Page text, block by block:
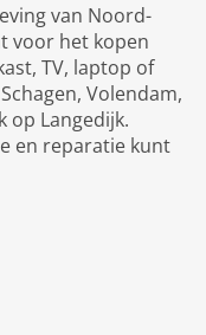
van Noord-
voor het kopen
TV, laptop of
Volendam,
op Langedijk.
en reparatie kunt